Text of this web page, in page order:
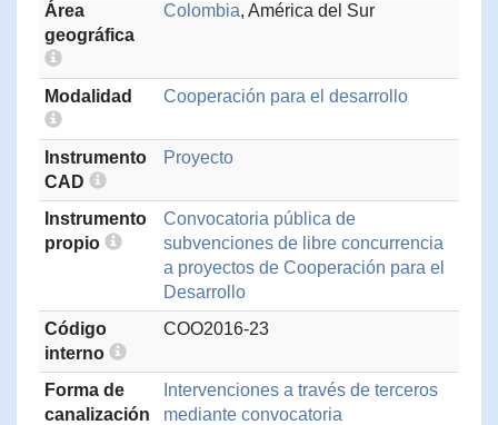
Área
geográfica
Colombia, América del Sur
Modalidad Cooperación para el desarrollo
Instrumento
CAD
Proyecto
Instrumento
propio
Convocatoria pública de
subvenciones de libre concurrencia
a proyectos de Cooperación para el
Desarrollo
Código
interno
COO2016-23
Forma de
canalización
Intervenciones a través de terceros
mediante convocatoria